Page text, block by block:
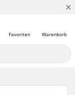
×
Warenkorb
Favoriten